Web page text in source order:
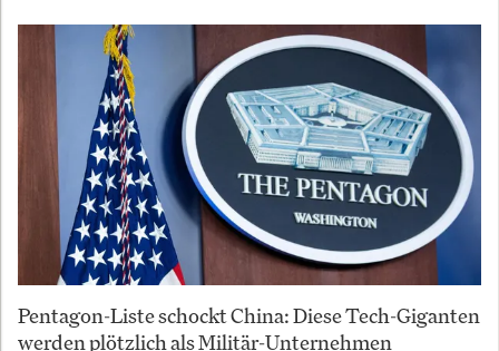
Pentagon-Liste schockt China: Diese Tech-Giganten
werden plötzlich als Militär-Unternehmen